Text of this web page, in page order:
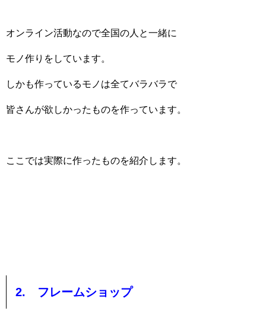
オンライン活動なので全国の人と一緒に
モノ作りをしています。
しかも作っているモノは全てバラバラで
皆さんが欲しかったものを作っています。
ここでは実際に作ったものを紹介します。
2. フレームショップ